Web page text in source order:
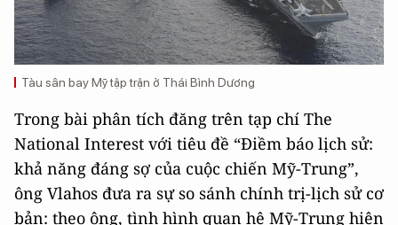
Tàu sân bay Mỹ tập trận ở Thái Bình Dương
Trong bài phân tích đăng trên tạp chí The
National Interest với tiêu đề “Điềm báo lịch sử:
khả năng đáng sợ của cuộc chiến Mỹ-Trung”,
ông Vlahos đưa ra sự so sánh chính trị-lịch sử cơ
bản: theo ông, tình hình quan hệ Mỹ-Trung hiện